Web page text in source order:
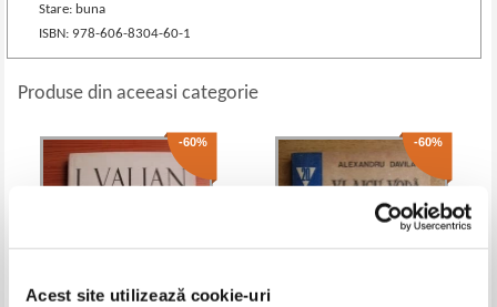
Acest site utilizează cookie-uri
Stare: buna
ISBN: 978-606-8304-60-1
Produse din aceeasi categorie
-60% -60%